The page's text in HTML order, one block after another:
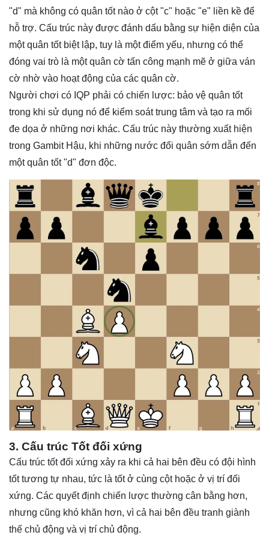
"d" mà không có quân tốt nào ở cột "c" hoặc "e" liền kề để
hỗ trợ. Cấu trúc này được đánh dấu bằng sự hiện diện của
một quân tốt biệt lập, tuy là một điểm yếu, nhưng có thể
đóng vai trò là một quân cờ tấn công mạnh mẽ ở giữa ván
cờ nhờ vào hoạt động của các quân cờ.
Người chơi có IQP phải có chiến lược: bảo vệ quân tốt
trong khi sử dụng nó để kiểm soát trung tâm và tạo ra mối
đe dọa ở những nơi khác. Cấu trúc này thường xuất hiện
trong Gambit Hậu, khi những nước đổi quân sớm dẫn đến
một quân tốt "d" đơn độc.
3. Cấu trúc Tốt đối xứng
Cấu trúc tốt đối xứng xảy ra khi cả hai bên đều có đội hình
tốt tương tự nhau, tức là tốt ở cùng cột hoặc ở vị trí đối
xứng. Các quyết định chiến lược thường cân bằng hơn,
nhưng cũng khó khăn hơn, vì cả hai bên đều tranh giành
thế chủ động và vị trí chủ động.